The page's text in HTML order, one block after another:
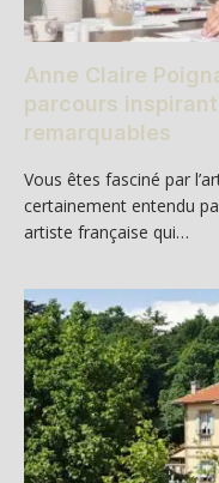
Anne Claire
parcours
remarquables
Vous êtes fasciné par
certainement entendu
artiste française qui…